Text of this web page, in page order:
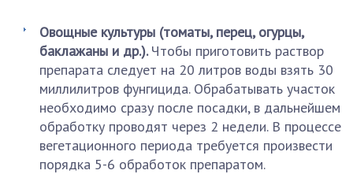
Овощные культуры (томаты, перец, огурцы,
баклажаны и др.).Чтобы приготовить раствор
препарата следует на 20 литров воды взять 30
миллилитров фунгицида. Обрабатывать участок
необходимо сразу после посадки, в дальнейшем
обработку проводят через 2 недели. В процессе
вегетационного периода требуется произвести
порядка 5-6 обработок препаратом.